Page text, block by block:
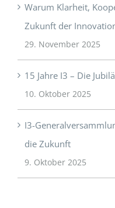
Warum Klarheit,
Zukunft der
29. November 2025
15 Jahre I3 – Die
10. Oktober 2025
I3-
die Zukunft
9. Oktober 2025